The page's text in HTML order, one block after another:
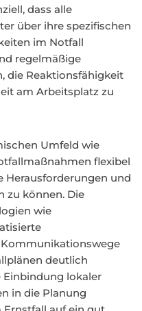
dass alle
über ihre spezifischen
im Notfall
regelmäßige
die Reaktionsfähigkeit
am Arbeitsplatz zu
Umfeld wie
flexibel
Herausforderungen und
zu können. Die
wie
deutlich
Einbindung lokaler
in die Planung